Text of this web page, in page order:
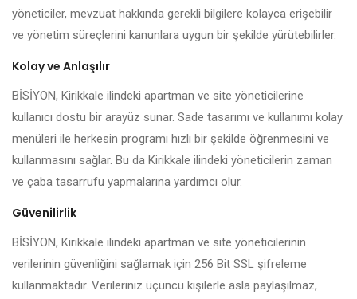
yöneticiler, mevzuat hakkında gerekli bilgilere kolayca erişebilir
ve yönetim süreçlerini kanunlara uygun bir şekilde yürütebilirler.
Kolay ve Anlaşılır
BİSİYON, Kirikkale ilindeki apartman ve site yöneticilerine
kullanıcı dostu bir arayüz sunar. Sade tasarımı ve kullanımı kolay
menüleri ile herkesin programı hızlı bir şekilde öğrenmesini ve
kullanmasını sağlar. Bu da Kirikkale ilindeki yöneticilerin zaman
ve çaba tasarrufu yapmalarına yardımcı olur.
Güvenilirlik
BİSİYON, Kirikkale ilindeki apartman ve site yöneticilerinin
verilerinin güvenliğini sağlamak için 256 Bit SSL şifreleme
kullanmaktadır. Verileriniz üçüncü kişilerle asla paylaşılmaz,